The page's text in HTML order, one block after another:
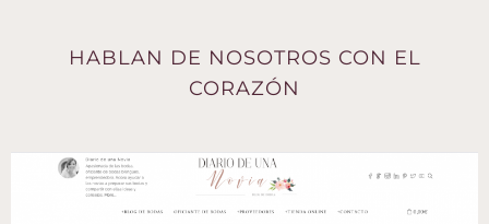
HABLAN DE NOSOTROS CON EL
CORAZÓN